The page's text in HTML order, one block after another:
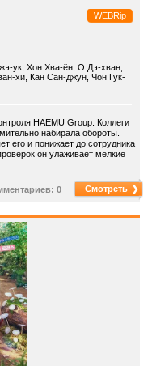
WEBRip
ук, Хон Хва-ён, О Дэ-хван,
хи, Кан Сан-джун, Чон Гук-
HAEMU Group. Коллеги
набирала обороты.
его и понижает до сотрудника
он улаживает мелкие
0 Смотреть